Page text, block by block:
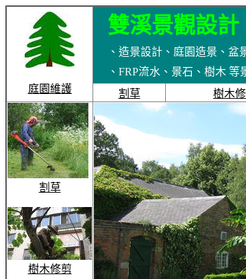
庭園維護
雙溪景觀設
、造景設計、庭園造景、
、FRP流水、景石、樹木 等
割草
樹木
割草
樹木修剪